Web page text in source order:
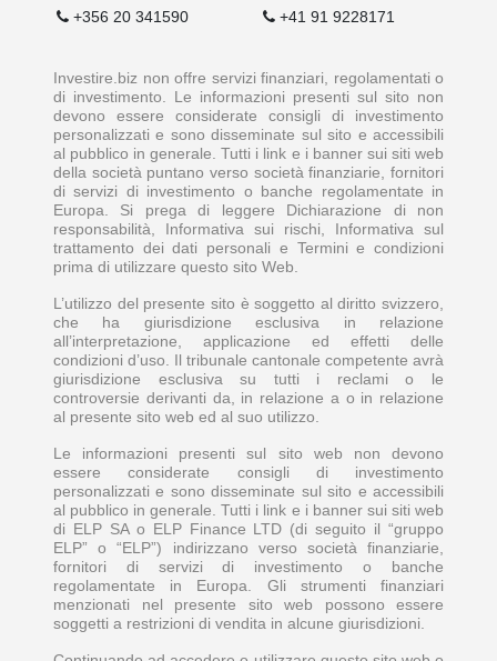
+356 20 341590
+41 91 9228171
Investire.biz non offre servizi finanziari, regolamentati o
di investimento. Le informazioni presenti sul sito non
devono essere considerate consigli di investimento
personalizzati e sono disseminate sul sito e accessibili
al pubblico in generale. Tutti i link e i banner sui siti web
della società puntano verso società finanziarie, fornitori
di servizi di investimento o banche regolamentate in
Europa. Si prega di leggere Dichiarazione di non
responsabilità, Informativa sui rischi, Informativa sul
trattamento dei dati personali e Termini e condizioni
prima di utilizzare questo sito Web.
L’utilizzo del presente sito è soggetto al diritto svizzero,
che ha giurisdizione esclusiva in relazione
all’interpretazione, applicazione ed effetti delle
condizioni d’uso. Il tribunale cantonale competente avrà
giurisdizione esclusiva su tutti i reclami o le
controversie derivanti da, in relazione a o in relazione
al presente sito web ed al suo utilizzo.
Le informazioni presenti sul sito web non devono
essere considerate consigli di investimento
personalizzati e sono disseminate sul sito e accessibili
al pubblico in generale. Tutti i link e i banner sui siti web
di ELP SA o ELP Finance LTD (di seguito il “gruppo
ELP” o “ELP”) indirizzano verso società finanziarie,
fornitori di servizi di investimento o banche
regolamentate in Europa. Gli strumenti finanziari
menzionati nel presente sito web possono essere
soggetti a restrizioni di vendita in alcune giurisdizioni.